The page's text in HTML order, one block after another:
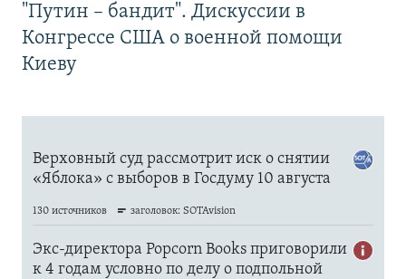
"Путин – бандит". Дискуссии в
Конгрессе США о военной помощи
Киеву